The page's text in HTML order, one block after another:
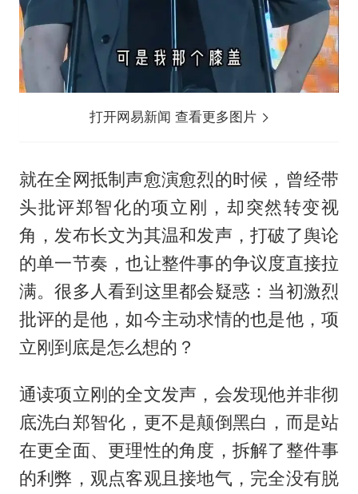
打开网易新闻 查看更多图片
就在全网抵制声愈演愈烈的时候，曾经带
头批评郑智化的项立刚，却突然转变视
角，发布长文为其温和发声，打破了舆论
的单一节奏，也让整件事的争议度直接拉
满。很多人看到这里都会疑惑：当初激烈
批评的是他，如今主动求情的也是他，项
立刚到底是怎么想的？
通读项立刚的全文发声，会发现他并非彻
底洗白郑智化，更不是颠倒黑白，而是站
在更全面、更理性的角度，拆解了整件事
的利弊，观点客观且接地气，完全没有脱